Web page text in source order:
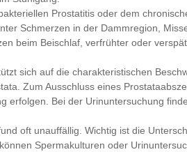
Prostatitis oder dem
Schmerzen in der Dammregion,
beim Beischlaf, verfrühter oder
sich auf die charakteristischen
Zum Ausschluss eines
erfolgen. Bei der Urinuntersuchung
oft unauffällig. Wichtig ist die
Spermakulturen oder